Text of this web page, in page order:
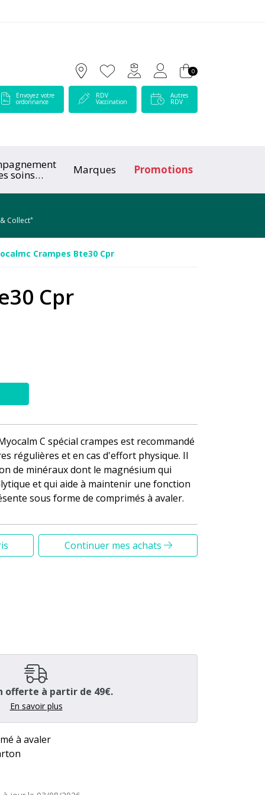
0
Envoyez votre
ordonnance
RDV
Vaccination
Autres
RDV
soins Marques Promotions
Collect*
Crampes Bte30 Cpr
Cpr
C spécial crampes est recommandé
régulières et en cas d'effort physique. Il
de minéraux dont le magnésium qui
et qui aide à maintenir une fonction
sous forme de comprimés à avaler.
Continuer mes achats
offerte à partir de 49€.
En savoir plus
à avaler